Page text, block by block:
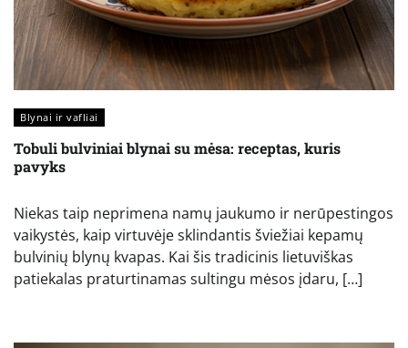
Blynai ir vafliai
Tobuli bulviniai blynai su mėsa: receptas, kuris
pavyks
Niekas taip neprimena namų jaukumo ir nerūpestingos
vaikystės, kaip virtuvėje sklindantis šviežiai kepamų
bulvinių blynų kvapas. Kai šis tradicinis lietuviškas
patiekalas praturtinamas sultingu mėsos įdaru, […]